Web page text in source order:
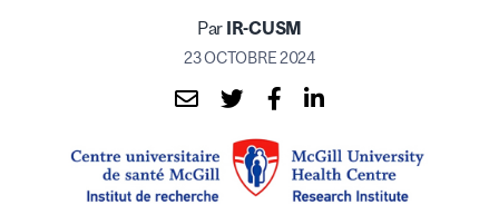
Par IR-CUSM
23 OCTOBRE 2024